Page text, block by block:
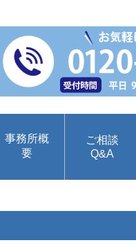
事務所概
要
ご相談
Q&A